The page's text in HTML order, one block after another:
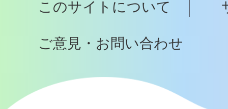
へ
このサイトについて
ご意見・お問い合わせ